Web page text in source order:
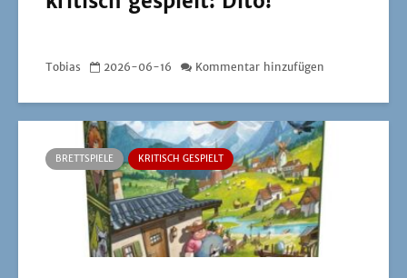
Tobias 2026-06-16 Kommentar hinzufügen
BRETTSPIELE KRITISCH GESPIELT